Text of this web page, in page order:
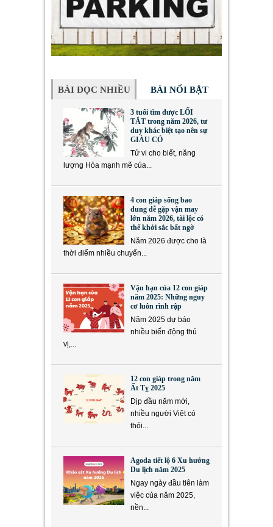
BÀI ĐỌC NHIỀU BÀI NỔI BẬT
3 tuổi tìm được LỐI
TẮT trong năm 2026, tư
duy khác biệt tạo nên sự
GIÀU CÓ
Tử vi cho biết, năng
lượng Hỏa mạnh mẽ của...
4 con giáp sống bao
dung dễ gặp vận may
lớn năm 2026, tài lộc có
thể khởi sắc bất ngờ
Năm 2026 được cho là
thời điểm nhiều chuyển...
Vận hạn của 12 con giáp
năm 2025: Những nguy
cơ luôn rình rập
Năm 2025 dự báo
nhiều biến động thú
vị,...
12 con giáp trong năm
Ất Tỵ 2025
Dịp đầu năm mới,
nhiều người Việt có
thói...
Agoda tiết lộ 6 Xu hướng
Du lịch năm 2025
Ngay ngày đầu tiên làm
việc của năm 2025,
nền...